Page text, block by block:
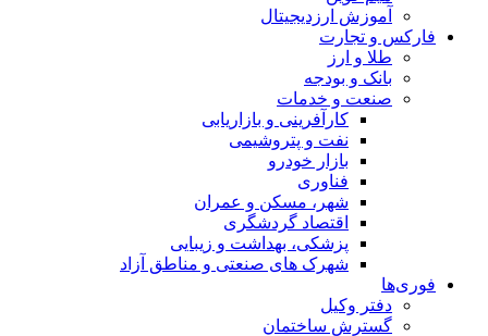
آموزش ارزدیجیتال
فارکس و تجارت
طلا و ارز
بانک و بودجه
صنعت و خدمات
کارآفرینی و بازاریابی
نفت و پتروشیمی
بازار خودرو
فناوری
شهر، مسکن و عمران
اقتصاد گردشگری
پزشکی، بهداشت و زیبایی
شهرک های صنعتی و مناطق آزاد
فوری‌ها
دفتر وکیل
گسترش ساختمان